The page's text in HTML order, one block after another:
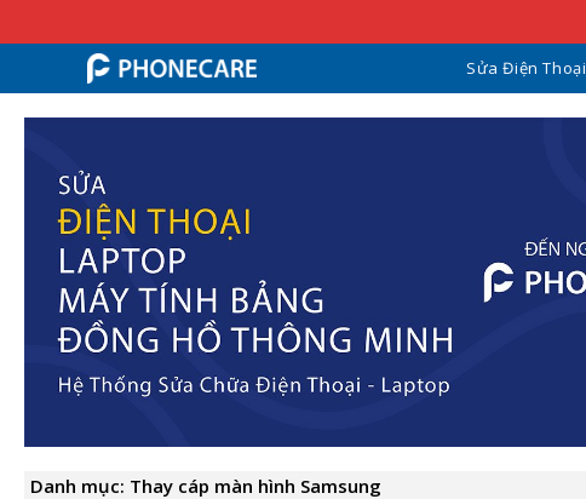
Sửa Điện Thoại
Danh mục: Thay cáp màn hình Samsung